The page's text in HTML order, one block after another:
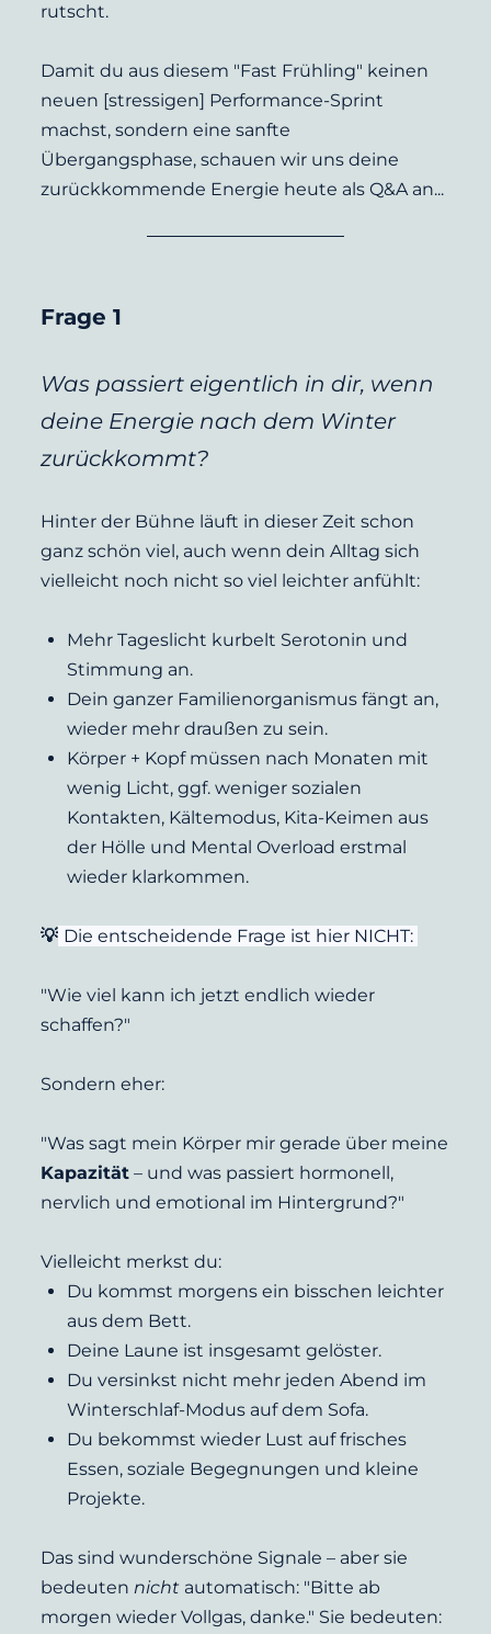
rutscht.
Damit du aus diesem "Fast Frühling" keinen
neuen [stressigen] Performance-Sprint
machst, sondern eine sanfte
Übergangsphase, schauen wir uns deine
zurückkommende Energie heute als Q&A an...
Frage 1
Was passiert eigentlich in dir, wenn
deine Energie nach dem Winter
zurückkommt?
Hinter der Bühne läuft in dieser Zeit schon
ganz schön viel, auch wenn dein Alltag sich
vielleicht noch nicht so viel leichter anfühlt:
Mehr Tageslicht kurbelt Serotonin und
Stimmung an.
Dein ganzer Familienorganismus fängt an,
wieder mehr draußen zu sein.
Körper + Kopf müssen nach Monaten mit
wenig Licht, ggf. weniger sozialen
Kontakten, Kältemodus, Kita-Keimen aus
der Hölle und Mental Overload erstmal
wieder klarkommen.
💡 Die entscheidende Frage ist hier NICHT:
"Wie viel kann ich jetzt endlich wieder
schaffen?"
Sondern eher:
Kapazität – und was passiert hormonell,
nervlich und emotional im Hintergrund?"
Vielleicht merkst du:
Du kommst morgens ein bisschen leichter
aus dem Bett.
Deine Laune ist insgesamt gelöster.
Du versinkst nicht mehr jeden Abend im
Winterschlaf-Modus auf dem Sofa.
Du bekommst wieder Lust auf frisches
Essen, soziale Begegnungen und kleine
Projekte.
Das sind wunderschöne Signale – aber sie
bedeuten nicht automatisch: "Bitte ab